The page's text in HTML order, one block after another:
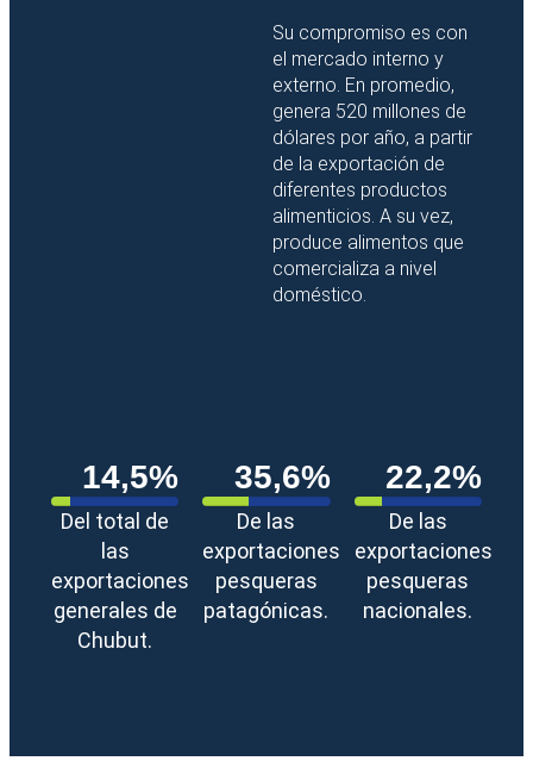
Su compromiso es con
el mercado interno y
externo. En promedio,
genera 520 millones de
dólares por año, a partir
de la exportación de
diferentes productos
alimenticios. A su vez,
produce alimentos que
comercializa a nivel
doméstico.
14,5%
Del total de
las
exportaciones
generales de
Chubut.
35,6%
De las
exportaciones
pesqueras
patagónicas.
22,2%
De las
exportaciones
pesqueras
nacionales.